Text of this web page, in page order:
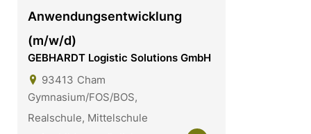
Anwendungsentwicklung
(m/w/d)
GEBHARDT Logistic Solutions GmbH
93413 Cham
Gymnasium/FOS/BOS,
Realschule, Mittelschule